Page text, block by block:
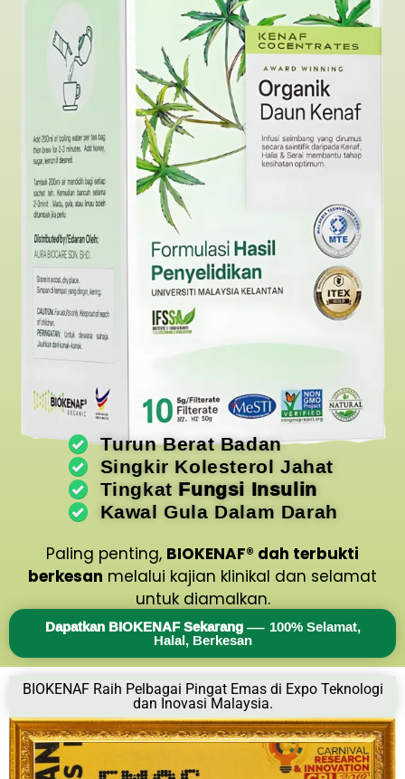
Turun Berat Badan
Singkir Kolesterol Jahat
Tingkat Fungsi Insulin
Kawal Gula Dalam Darah
Paling penting, BIOKENAF® dah terbukti
berkesan melalui kajian klinikal dan selamat
untuk diamalkan.
Dapatkan BIOKENAF Sekarang— 100% Selamat,
Halal, Berkesan
BIOKENAF Raih Pelbagai Pingat Emas di Expo Teknologi
dan Inovasi Malaysia.